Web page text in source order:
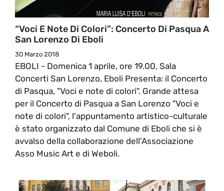
“Voci E Note Di Colori”: Concerto Di Pasqua A
San Lorenzo Di Eboli
30 Marzo 2018
EBOLI - Domenica 1 aprile, ore 19.00, Sala
Concerti San Lorenzo, Eboli Presenta: il Concerto
di Pasqua, "Voci e note di colori". Grande attesa
per il Concerto di Pasqua a San Lorenzo "Voci e
note di colori", l'appuntamento artistico-culturale
è stato organizzato dal Comune di Eboli che si è
avvalso della collaborazione dell'Associazione
Asso Music Art e di Weboli.